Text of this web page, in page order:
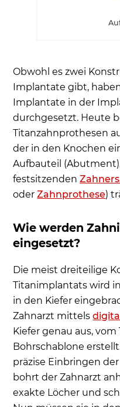
Obwohl es zwei
Implantate gibt,
Implantate in der
durchgesetzt. Heute
Titanzahnprothesen
der in den Knochen
Aufbauteil
festsitzenden
oderZahnprothese)
Wie werden
eingesetzt?
Die meist dreiteilige
Titanimplantats wird
in den Kiefer
Zahnarzt mittels
Kiefer genau aus,
Bohrschablone
präzise Einbringen
bohrt der Zahnarzt
exakte Löcher und